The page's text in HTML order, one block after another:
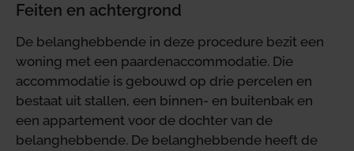
Feiten en achtergrond
De belanghebbende in deze procedure bezit een
woning met een paardenaccommodatie. Die
accommodatie is gebouwd op drie percelen en
bestaat uit stallen, een binnen- en buitenbak en
een appartement voor de dochter van de
belanghebbende. De belanghebbende heeft de